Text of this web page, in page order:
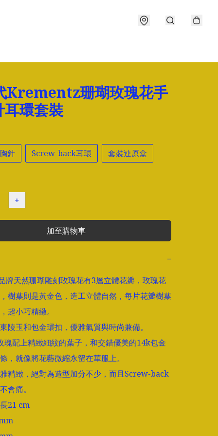
Krementz珊瑚玫瑰花手
耳環套裝
胸針 Screw-back耳環 套裝連原盒
+
加至購物車
−
牌天然珊瑚雕刻玫瑰花有3層立體花瓣，玫瑰花
樹葉則是黃金色，造工立體自然，每片花瓣樹葉
超小巧精緻。
陵玉和包金環扣，優雅氣質與時尚兼備。
瑰配上精緻細紋的葉子，和交錯優美的14k包金
，就像將花藝微縮永留在華服上。
精緻，絕對為造型加分不少，而且Screw-back
會痛。
21 cm